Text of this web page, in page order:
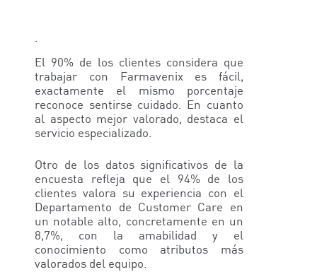
.
El 90% de los clientes considera que
trabajar con Farmavenix es fácil,
exactamente el mismo porcentaje
reconoce sentirse cuidado. En cuanto
al aspecto mejor valorado, destaca el
servicio especializado.
Otro de los datos significativos de la
encuesta refleja que el 94% de los
clientes valora su experiencia con el
Departamento de Customer Care en
un notable alto, concretamente en un
8,7%, con la amabilidad y el
conocimiento como atributos más
valorados del equipo.